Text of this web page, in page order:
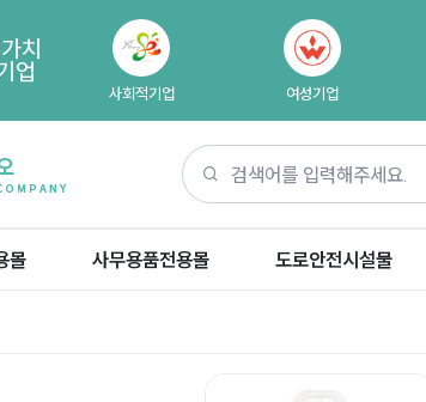
치
업
사회적기업 여성기업
몰 사무용품전용몰 도로안전시설물